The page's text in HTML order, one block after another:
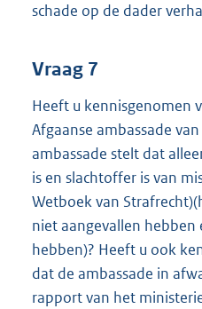
schade op de dader
Vraag 7
Heeft u kennisgenomen
Afgaanse ambassade
ambassade stelt dat
is en slachtoffer is van
Wetboek van
niet aangevallen hebben
hebben)? Heeft u ook
dat de ambassade in
rapport van het